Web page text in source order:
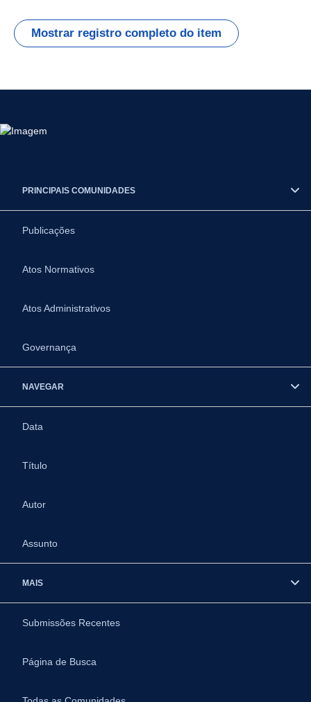
Mostrar registro completo do item
PRINCIPAIS COMUNIDADES
Publicações
Atos Normativos
Atos Administrativos
Governança
NAVEGAR
Data
Título
Autor
Assunto
MAIS
Submissões Recentes
Página de Busca